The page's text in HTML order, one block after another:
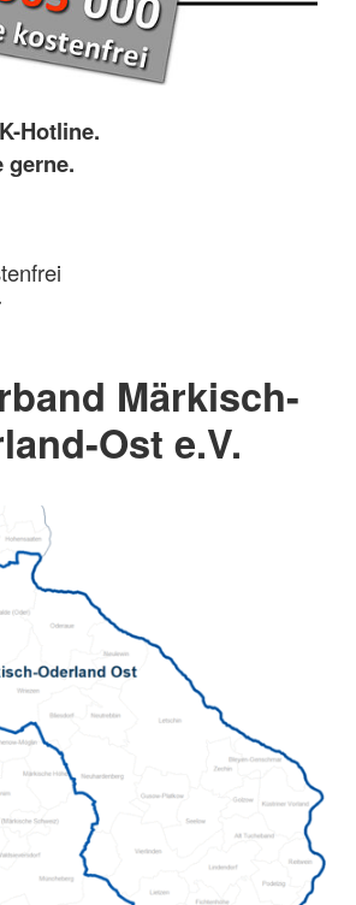
Hotline.
gerne.
Märkisch-
Ost e.V.